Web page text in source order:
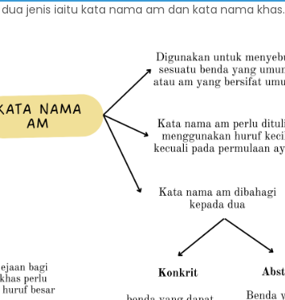
jenis iaitu kata nama am dan kata nama khas.